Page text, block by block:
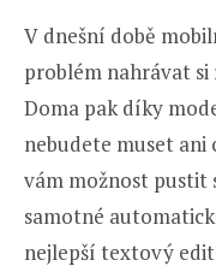
V dnešní době
problém nahrávat
Doma pak díky
nebudete muset ani
vám možnost pustit
samotné
nejlepší textový